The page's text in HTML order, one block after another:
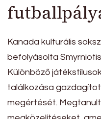
Kanada kulturális
befolyásolta
Különböző
találkozása
megértését.